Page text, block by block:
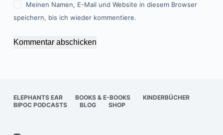
Meinen Namen, E-Mail und Website in diesem Browser
speichern, bis ich wieder kommentiere.
Kommentar abschicken
ELEPHANTS EAR BOOKS & E-BOOKS
KINDERBÜCHER
BIPOC PODCASTS
BLOG SHOP